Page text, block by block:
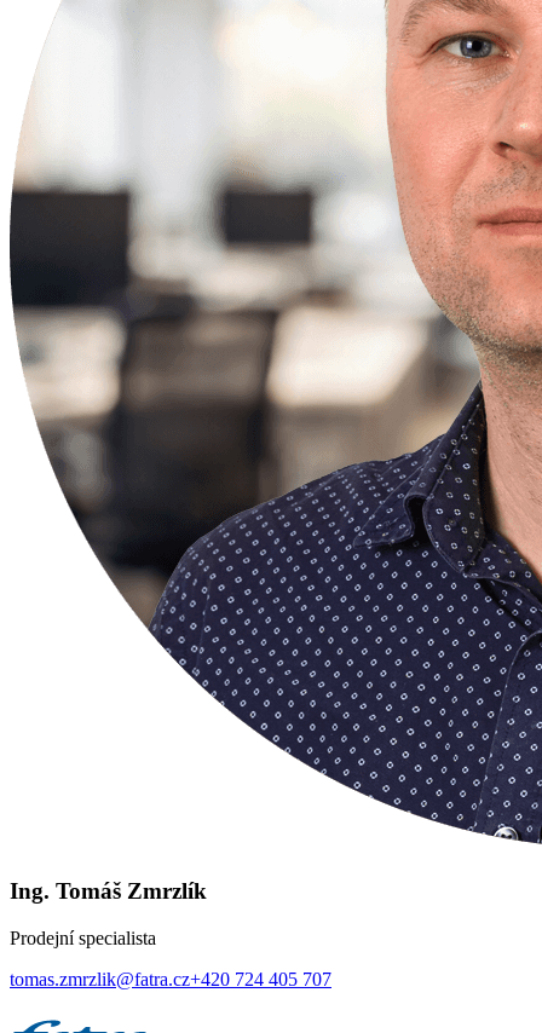
Ing. Tomáš Zmrzlík
Prodejní specialista
tomas.zmrzlik@fatra.cz+420 724 405 707